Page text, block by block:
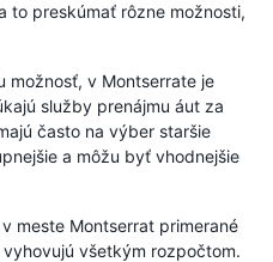
to preskúmať rôzne možnosti,
možnosť, v Montserrate je
služby prenájmu áut za
často na výber staršie
a môžu byť vhodnejšie
meste Montserrat primerané
všetkým rozpočtom.